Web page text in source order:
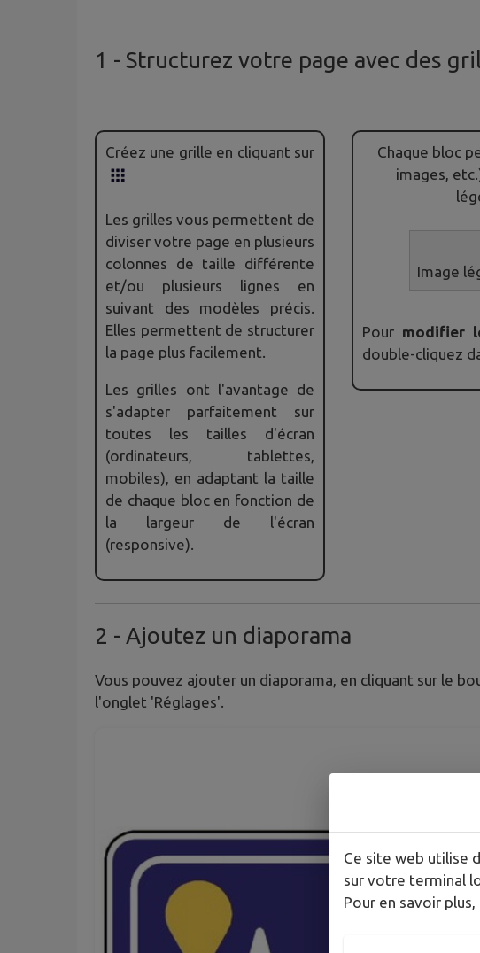
1 - Structurez votre page avec des
Créez une grille en cliquant sur
Les grilles vous permettent de
diviser votre page en plusieurs
colonnes de taille différente
et/ou plusieurs lignes en
suivant des modèles précis.
Elles permettent de structurer
la page plus facilement.
Les grilles ont l'avantage de
s'adapter parfaitement sur
toutes les tailles d'écran
(ordinateurs, tablettes,
mobiles), en adaptant la taille
de chaque bloc en fonction de
la largeur de l'écran
(responsive).
Chaque bloc
images,
Image
Pour modifier
double-cliquez
2 - Ajoutez un diaporama
Vous pouvez ajouter un diaporama, en cliquant sur le
l'onglet 'Réglages'.
Ce site web utilise
sur votre terminal
Pour en savoir